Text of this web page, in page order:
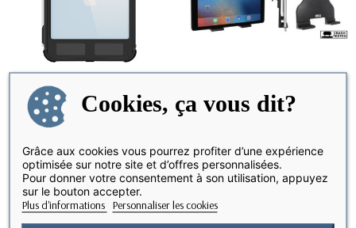
génération - Coque...
69,90 €
pour tablette...
69,90 €
Cookies, ça vous dit?
Grâce aux cookies vous pourrez profiter d’une expérience
optimisée sur notre site et d’offres personnalisées.
Pour donner votre consentement à son utilisation, appuyez
sur le bouton accepter.
Plus d'informations Personnaliser les cookies